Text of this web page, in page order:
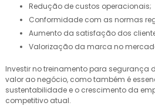
Redução de custos operacionais;
Conformidade com as normas
Aumento da satisfação dos
Valorização da marca no
Investir no treinamento para segurança
valor ao negócio, como também é
sustentabilidade e o crescimento da
competitivo atual.